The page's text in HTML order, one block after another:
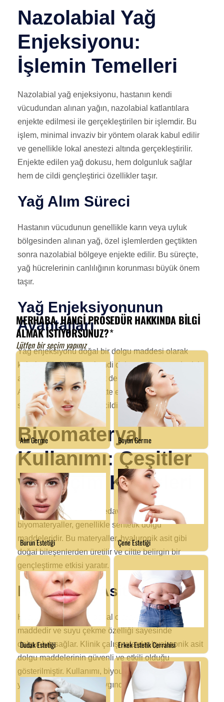
Nazolabial Yağ
Enjeksiyonu:
İşlemin Temelleri
Nazolabial yağ enjeksiyonu, hastanın kendi
vücudundan alınan yağın, nazolabial katlantılara
enjekte edilmesi ile gerçekleştirilen bir işlemdir. Bu
işlem, minimal invaziv bir yöntem olarak kabul edilir
ve genellikle lokal anestezi altında gerçekleştirilir.
Enjekte edilen yağ dokusu, hem dolgunluk sağlar
hem de cildi gençleştirici özellikler taşır.
Yağ Alım Süreci
Hastanın vücudunun genellikle karın veya uyluk
bölgesinden alınan yağ, özel işlemlerden geçtikten
sonra nazolabial bölgeye enjekte edilir. Bu süreçte,
yağ hücrelerinin canlılığının korunması büyük önem
taşır.
Yağ Enjeksiyonunun
Avantajları
Yağ enjeksiyonu doğal bir dolgu maddesi olarak
kabul edilir. Vücudun kendi dokusu olması nedeniyle
alerjik reaksiyon riski yok denecek kadar azdır.
Ayrıca, yağ dokusu enjekte edildiği bölgede kalıcılık
sağlayabilir ve zamanla cildin yapısını iyileştirir.
Biyomateryal
Kullanımı: Çeşitler
ve Seçim Kriterleri
Nazolabial katlantıların tedavisinde kullanılan
biyomateryaller, genellikle sentetik dolgu
maddeleridir. Bu materyaller, hyaluronik asit gibi
doğal bileşenlerden üretilir ve ciltte belirgin bir
gençleştirme etkisi yaratır.
Hyaluronik Asit Dolgular
Hyaluronik asit, ciltte doğal olarak bulunan bir
maddedir ve suyu çekme özelliği sayesinde
dolgunluk sağlar. Klinik çalışmalarda, hyaluronik asit
dolgu maddelerinin güvenli ve etkili olduğu
gösterilmiştir. Kullanımı, biyouyumluluğu ve minimal
yan etkileri nedeniyle yaygındır.